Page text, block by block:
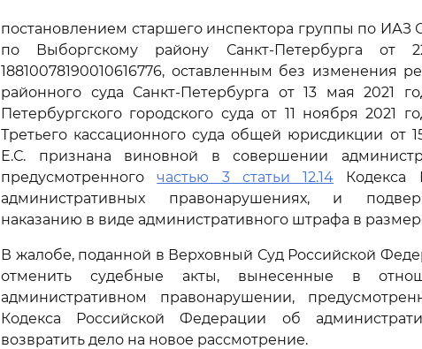
постановлением старшего инспектора группы по
по Выборгскому району Санкт-Петербурга
18810078190010616776, оставленным без изменения
районного суда Санкт-Петербурга от 13 мая 2021
Петербургского городского суда от 11 ноября 2021
Третьего кассационного суда общей юрисдикции от
Е.С. признана виновной в совершении
предусмотренногочастью 3 статьи 12.14 Кодекса
административных правонарушениях, и
наказанию в виде административного штрафа в
В жалобе, поданной в Верховный Суд Российской
отменить судебные акты, вынесенные в
административном правонарушении,
Кодекса Российской Федерации об
возвратить дело на новое рассмотрение.